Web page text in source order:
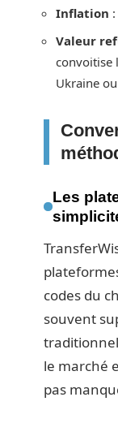
Inflation
Valeur
convoitise
Ukraine
Les
codes du
souvent
le marché
pas